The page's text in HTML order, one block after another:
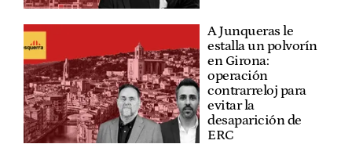
A Junqueras le
estalla un polvorín
en Girona:
operación
contrarreloj para
evitar la
desaparición de
ERC